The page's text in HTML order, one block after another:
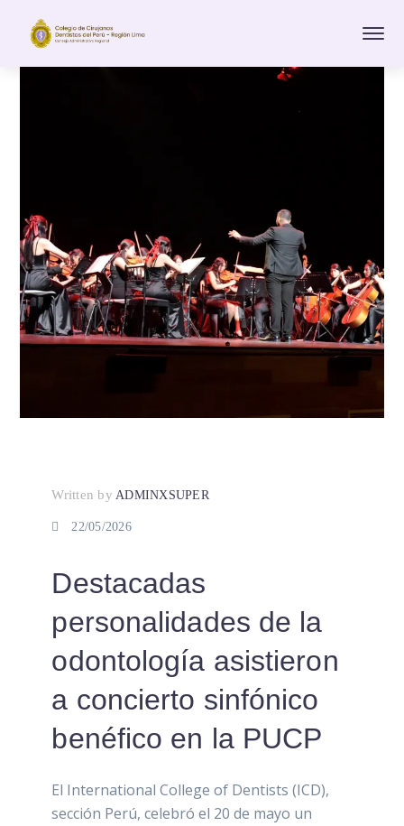
Written by ADMINXSUPER
22/05/2026
Destacadas
personalidades de la
odontología asistieron
a concierto sinfónico
benéfico en la PUCP
El International College of Dentists (ICD),
sección Perú, celebró el 20 de mayo un